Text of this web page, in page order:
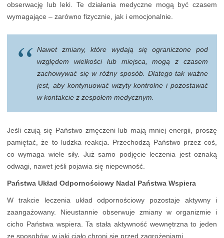
obserwację lub leki. Te działania medyczne mogą być czasem
wymagające – zarówno fizycznie, jak i emocjonalnie.
Nawet zmiany, które wydają się ograniczone pod
względem wielkości lub miejsca, mogą z czasem
zachowywać się w różny sposób. Dlatego tak ważne
jest, aby kontynuować wizyty kontrolne i pozostawać
w kontakcie z zespołem medycznym.
Jeśli czują się Państwo zmęczeni lub mają mniej energii, proszę
pamiętać, że to ludzka reakcja. Przechodzą Państwo przez coś,
co wymaga wiele siły. Już samo podjęcie leczenia jest oznaką
odwagi, nawet jeśli pojawia się niepewność.
Państwa Układ Odpornościowy Nadal Państwa Wspiera
W trakcie leczenia układ odpornościowy pozostaje aktywny i
zaangażowany. Nieustannie obserwuje zmiany w organizmie i
cicho Państwa wspiera. Ta stała aktywność wewnętrzna to jeden
ze sposobów, w jaki ciało chroni się przed zagrożeniami.